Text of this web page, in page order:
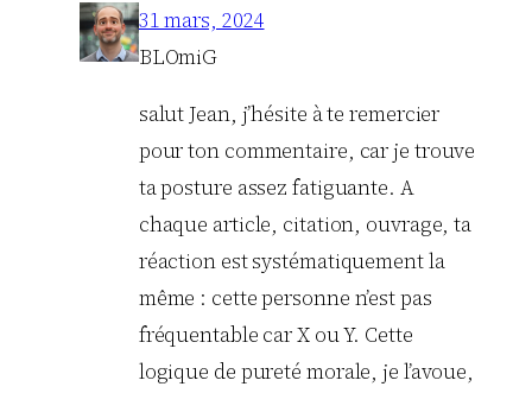
31 mars, 2024
BLOmiG
salut Jean, j’hésite à te remercier
pour ton commentaire, car je trouve
ta posture assez fatiguante. A
chaque article, citation, ouvrage, ta
réaction est systématiquement la
même : cette personne n’est pas
fréquentable car X ou Y. Cette
logique de pureté morale, je l’avoue,